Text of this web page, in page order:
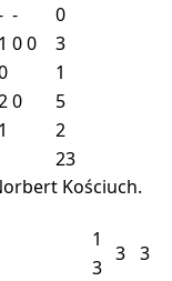
-
0
1 00
3
1
0
5
1
2
23
Kościuch.
1
3 3
3